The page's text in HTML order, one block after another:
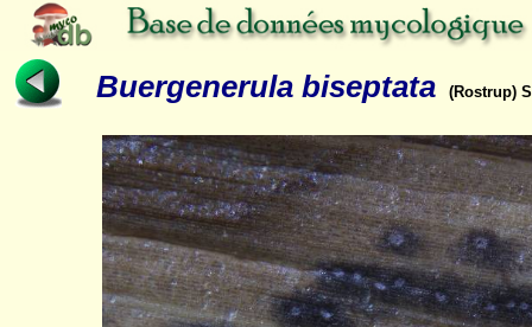
Buergenerula biseptata (Rostrup)